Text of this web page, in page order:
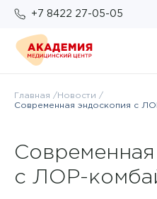
+7 8422 27-05-05
О компании
Отзывы
Для организаций
Правовые документы
Подготовка к исследованиям
Услуги и цены
Главная
Новости
Современная эндоскопия с
с ЛОР-